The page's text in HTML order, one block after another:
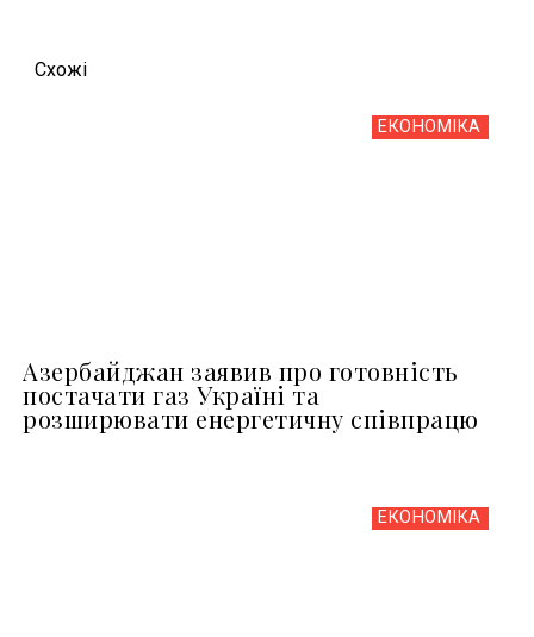
Схожi
ЕКОНОМІКА
Азербайджан заявив про готовність
постачати газ Україні та
розширювати енергетичну співпрацю
ЕКОНОМІКА